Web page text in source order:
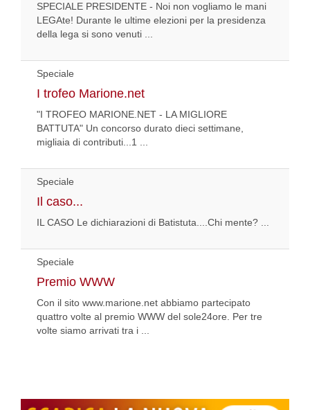
SPECIALE PRESIDENTE - Noi non vogliamo le mani
LEGAte! Durante le ultime elezioni per la presidenza
della lega si sono venuti ...
Speciale
I trofeo Marione.net
"I TROFEO MARIONE.NET - LA MIGLIORE
BATTUTA" Un concorso durato dieci settimane,
migliaia di contributi...1 ...
Speciale
Il caso...
IL CASO Le dichiarazioni di Batistuta....Chi mente? ...
Speciale
Premio WWW
Con il sito www.marione.net abbiamo partecipato
quattro volte al premio WWW del sole24ore. Per tre
volte siamo arrivati tra i ...